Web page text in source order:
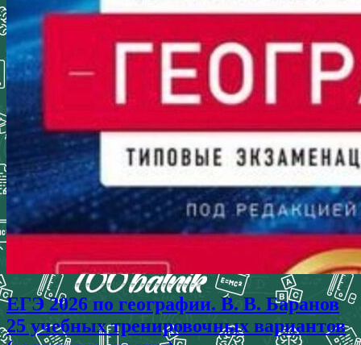
ЕГЭ 2026 по географии. В. В. Баранов
25 учебных тренировочных вариантов